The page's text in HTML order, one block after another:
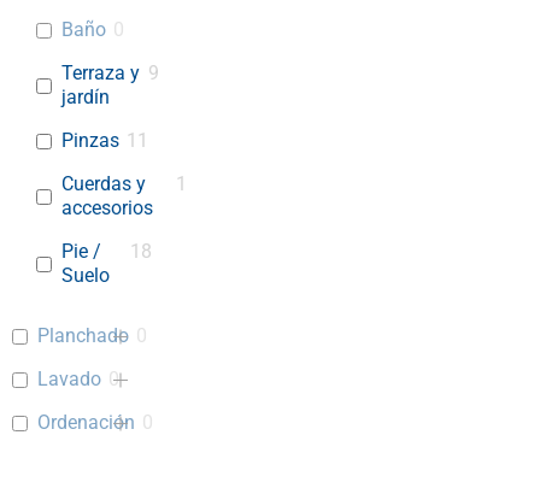
Baño 0
Terraza y
jardín
9
Pinzas 11
Cuerdas y
accesorios
1
Pie /
Suelo
18
Planchado 0
Lavado 0
Ordenación 0